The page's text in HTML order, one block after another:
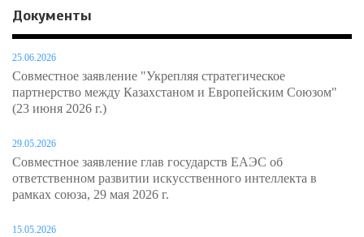
Документы
25.06.2026
Совместное заявление "Укрепляя стратегическое
партнерство между Казахстаном и Европейским Союзом"
(23 июня 2026 г.)
29.05.2026
Совместное заявление глав государств ЕАЭС об
ответственном развитии искусственного интеллекта в
рамках союза, 29 мая 2026 г.
15.05.2026